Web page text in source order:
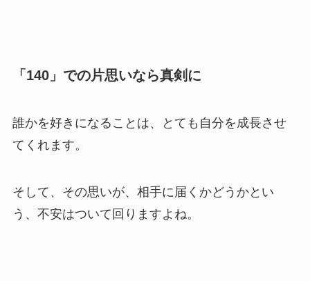
「140」での片思いなら真剣に
誰かを好きになることは、とても自分を成長させ
てくれます。
そして、その思いが、相手に届くかどうかとい
う、不安はついて回りますよね。